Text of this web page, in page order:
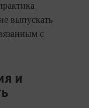
выпускать
с
и